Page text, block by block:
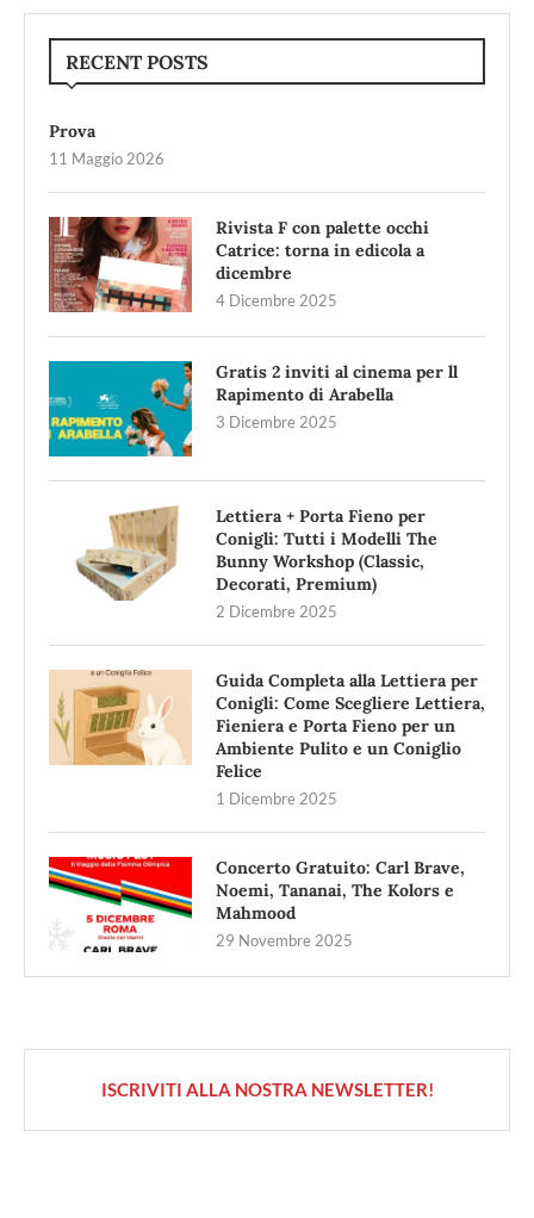
RECENT POSTS
Prova
11 Maggio 2026
Rivista F con palette occhi
Catrice: torna in edicola a
dicembre
4 Dicembre 2025
Gratis 2 inviti al cinema per ll
Rapimento di Arabella
3 Dicembre 2025
Lettiera + Porta Fieno per
Conigli: Tutti i Modelli The
Bunny Workshop (Classic,
Decorati, Premium)
2 Dicembre 2025
Guida Completa alla Lettiera per
Conigli: Come Scegliere Lettiera,
Fieniera e Porta Fieno per un
Ambiente Pulito e un Coniglio
Felice
1 Dicembre 2025
Concerto Gratuito: Carl Brave,
Noemi, Tananai, The Kolors e
Mahmood
29 Novembre 2025
ISCRIVITI ALLA NOSTRA NEWSLETTER!